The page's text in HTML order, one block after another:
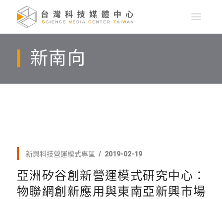
新南向
新興科技營運模式專區 2019-02-19
亞洲矽谷創新營運模式研究中心：
物聯網創新應用與東南亞新興市場